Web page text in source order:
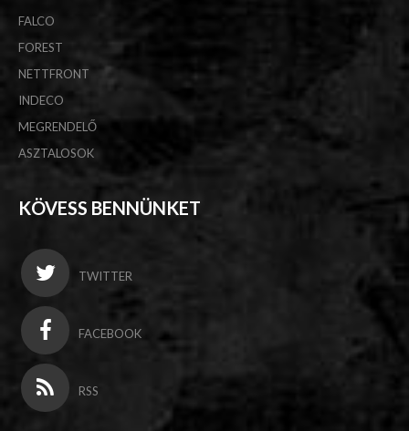
FALCO
FOREST
NETTFRONT
INDECO
MEGRENDELŐ
ASZTALOSOK
KÖVESS BENNÜNKET
TWITTER
FACEBOOK
RSS